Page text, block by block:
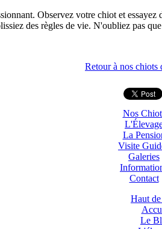
Observez votre chiot et essayez
des règles de vie. N'oubliez pas
Retour à nos chiots
Nos
La
Visite
Galeries
Contact
Haut
Le